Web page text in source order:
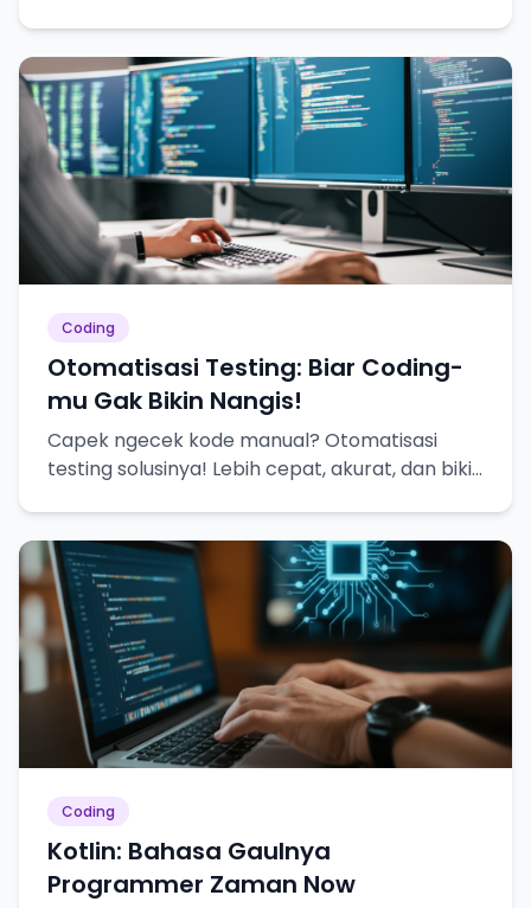
Coding
Otomatisasi Testing: Biar Coding-
mu Gak Bikin Nangis!
Capek ngecek kode manual? Otomatisasi
testing solusinya! Lebih cepat, akurat, dan bikin
Coding
Kotlin: Bahasa Gaulnya
Programmer Zaman Now